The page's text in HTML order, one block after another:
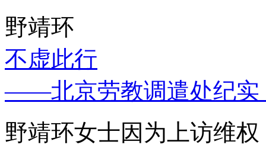
野靖环
不虚此行
——北京劳教调遣处纪实
野靖环女士因为上访维